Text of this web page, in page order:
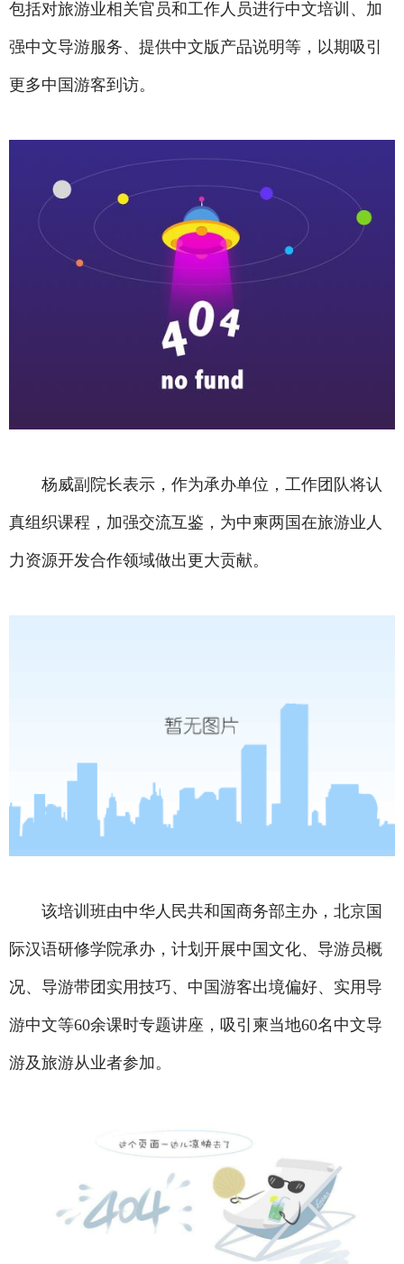
包括对旅游业相关官员和工作人员进行中文培训、加
强中文导游服务、提供中文版产品说明等，以期吸引
更多中国游客到访。
杨威副院长表示，作为承办单位，工作团队将认
真组织课程，加强交流互鉴，为中柬两国在旅游业人
力资源开发合作领域做出更大贡献。
该培训班由中华人民共和国商务部主办，北京国
际汉语研修学院承办，计划开展中国文化、导游员概
况、导游带团实用技巧、中国游客出境偏好、实用导
游中文等60余课时专题讲座，吸引柬当地60名中文导
游及旅游从业者参加。